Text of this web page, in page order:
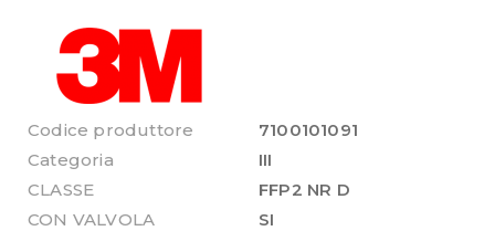
Codice produttore
7100101091
Categoria
III
CLASSE
FFP2 NR D
CON VALVOLA
SI